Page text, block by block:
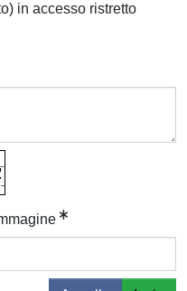
in accesso ristretto